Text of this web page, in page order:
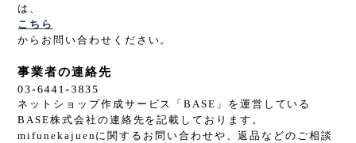
は、
こちら
からお問い合わせください。
事業者の連絡先
ネットショップ作成サービス「BASE」を運営している
BASE株式会社の連絡先を記載しております。
mifunekajuenに関するお問い合わせや、返品などのご相談